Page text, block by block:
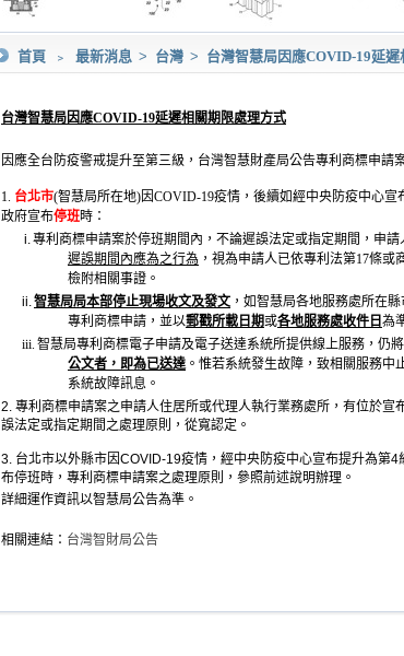
首頁 ﹥ 最新消息 > 台灣 > 台灣智慧局因應COVID-19延
台灣智慧局因應COVID-19延遲相關期限處理方式
因應全台防疫警戒提升至第三級，台灣智慧財產局公告專利商標申請
1. 台北市(智慧局所在地)因COVID-19疫情，後續如經中央防疫中心
政府宣布停班時：
i.專利商標申請案於停班期間內，不論遲誤法定或指定期間，申請
遲誤期間內應為之行為 ，視為申請人已依專利法第17條或
檢附相關事證。
ii.智慧局局本部停止現場收文及發文 ，如智慧局各地服務處所在
專利商標申請，並以郵戳所載日期或各地服務處收件日 為
iii. 智慧局專利商標電子申請及電子送達系統所提供線上服務，仍將
公文者，即為已送達。惟若系統發生故障，致相關服務中
系統故障訊息。
2. 專利商標申請案之申請人住居所或代理人執行業務處所，有位於宣
誤法定或指定期間之處理原則，從寬認定。
3. 台北市以外縣市因COVID-19疫情，經中央防疫中心宣布提升為第
布停班時，專利商標申請案之處理原則，參照前述說明辦理。
詳細運作資訊以智慧局公告為準。
相關連結： 台灣智財局公告